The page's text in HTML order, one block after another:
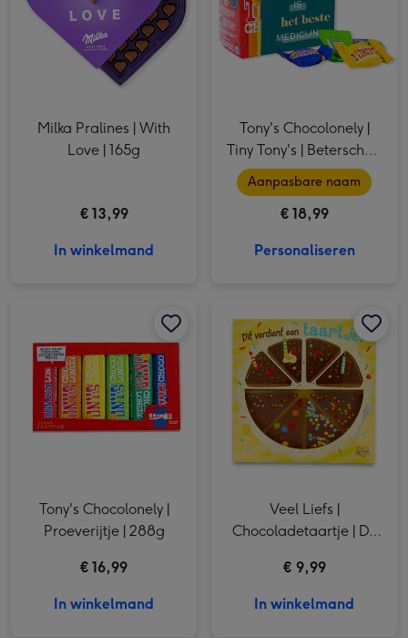
Milka Pralines | With
Love | 165g
€ 13,99
In winkelmand
Tony's Chocolonely |
Tiny Tony's | Beterschap
met eigen naam | 200g
Aanpasbare naam
€ 18,99
Personaliseren
Tony's Chocolonely |
Proeverijtje | 288g
€ 16,99
In winkelmand
Veel Liefs |
Chocoladetaartje | Dit
€ 9,99
In winkelmand